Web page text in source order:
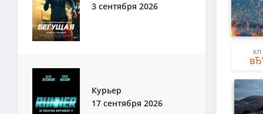
3 сентября 2026
Курьер
17 сентября 2026
КП